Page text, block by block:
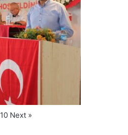
10 Next »